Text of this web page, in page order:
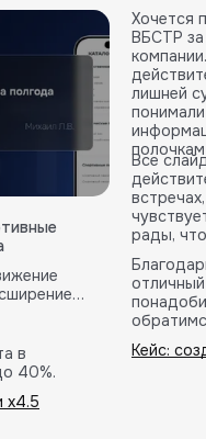
в
40%.
количества
на основе
х4.5
Хочется
ВБСТР за
лишней
Все
рады,
Кейс: